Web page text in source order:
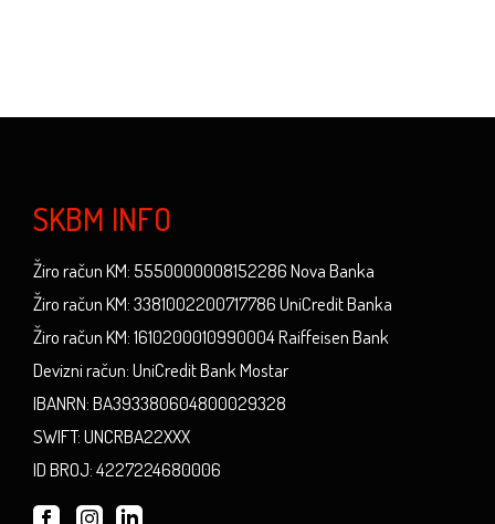
SKBM INFO
Žiro račun KM: 5550000008152286 Nova Banka
Žiro račun KM: 3381002200717786 UniCredit Banka
Žiro račun KM: 1610200010990004 Raiffeisen Bank
Devizni račun: UniCredit Bank Mostar
IBANRN: BA393380604800029328
SWIFT: UNCRBA22XXX
ID BROJ: 4227224680006